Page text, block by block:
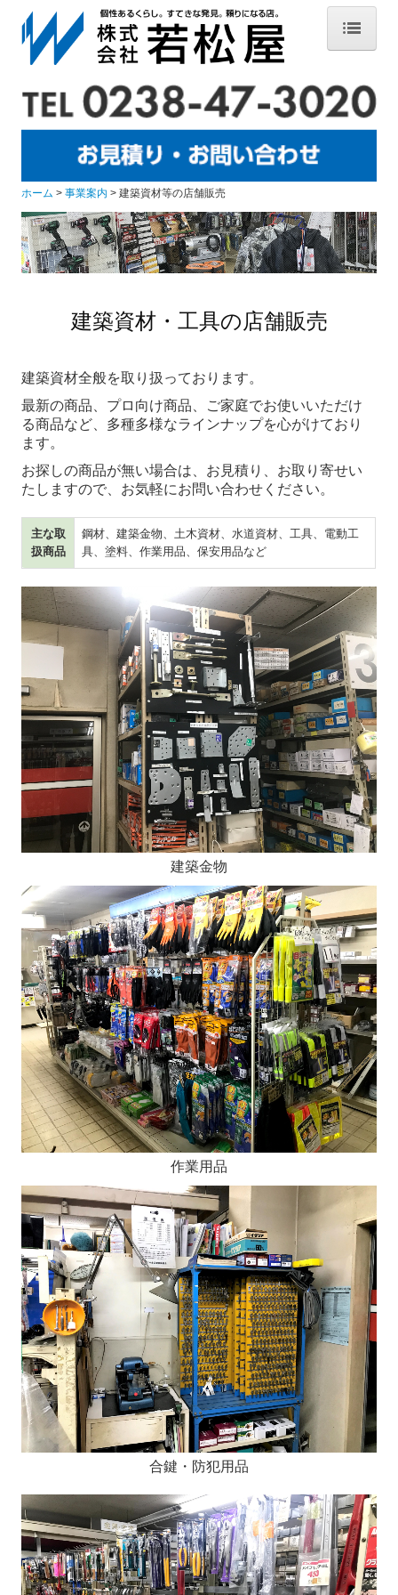
ニュース
事業案内
サッシ等の工事
建築資材等の店舗販売
屋根・外壁材の販売加工
会社案内
ホーム 事業案内 建築資材等の店舗販売
建築資材・工具の店舗販売
建築資材全般を取り扱っております。
最新の商品、プロ向け商品、ご家庭でお使いいただけ
る商品など、 多種多様なラインナップを心がけており
ます。
お探しの商品が無い場合は、 お見積り、お取り寄せい
たしますので、お気軽にお問い合わせください。
主な取
扱商品
鋼材、建築金物、土木資材、水道資材、工具、電動工
具、塗料、作業用品、保安用品など
建築金物
作業用品
合鍵・防犯用品